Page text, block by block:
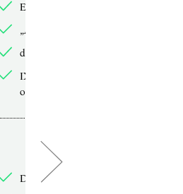
Exklusive Online-Artikel lesen
„Arbeitsbücher“ online lesen
double-Artikel online lesen
IXYPSILONZETT-Artikel
online lesen
PDF-Downloads
Die aktuelle TdZ-Ausgabe